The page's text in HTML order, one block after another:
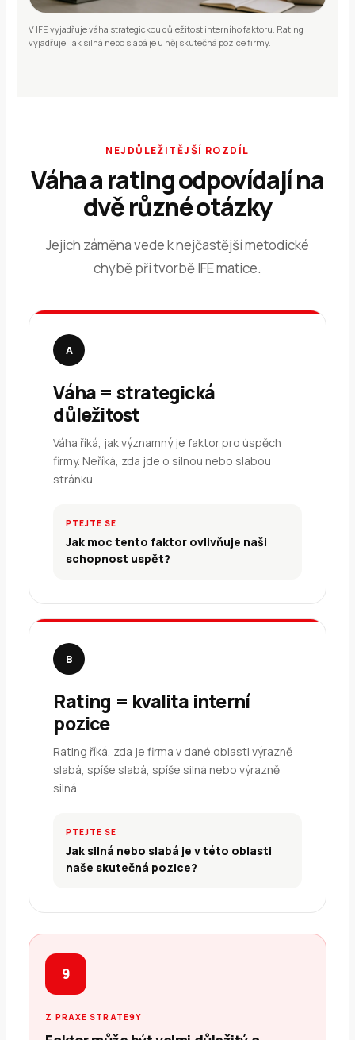
V IFE vyjadřuje váha strategickou důležitost interního faktoru. Rating
vyjadřuje, jak silná nebo slabá je u něj skutečná pozice firmy.
NEJDŮLEŽITĚJŠÍ ROZDÍL
Váha a rating odpovídají na
dvě různé otázky
Jejich záměna vede k nejčastější metodické
chybě při tvorbě IFE matice.
A
Váha = strategická
důležitost
Váha říká, jak významný je faktor pro úspěch
firmy. Neříká, zda jde o silnou nebo slabou
stránku.
PTEJTE SE
Jak moc tento faktor ovlivňuje naši
schopnost uspět?
B
Rating = kvalita interní
pozice
Rating říká, zda je firma v dané oblasti výrazně
slabá, spíše slabá, spíše silná nebo výrazně
silná.
PTEJTE SE
Jak silná nebo slabá je v této oblasti
naše skutečná pozice?
9
Z PRAXE STRATE9Y